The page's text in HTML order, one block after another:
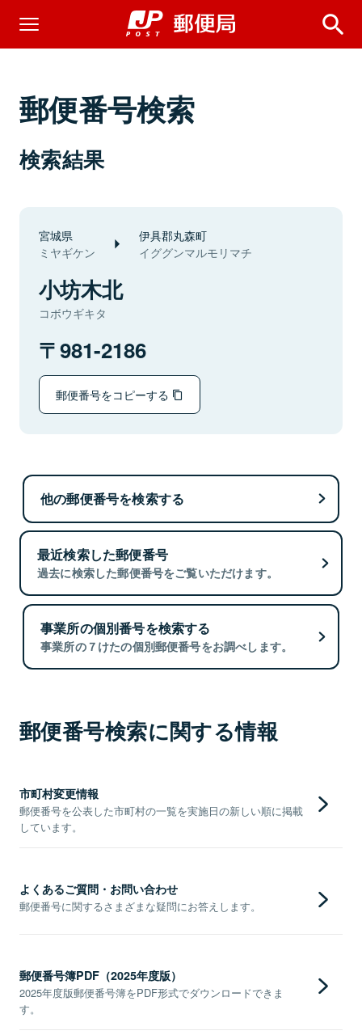
郵便番号検索
検索結果
宮城県
ミヤギケン
伊具郡丸森町
イググンマルモリマチ
小坊木北
コボウギキタ
981-2186
郵便番号をコピーする
他の郵便番号を検索する
最近検索した郵便番号
過去に検索した郵便番号をご覧いただけます。
事業所の個別番号を検索する
事業所の７けたの個別郵便番号をお調べします。
郵便番号検索に関する情報
市町村変更情報
郵便番号を公表した市町村の一覧を実施日の新しい順に掲載
しています。
よくあるご質問・お問い合わせ
郵便番号に関するさまざまな疑問にお答えします。
郵便番号簿PDF（2025年度版）
2025年度版郵便番号簿をPDF形式でダウンロードできま
す。